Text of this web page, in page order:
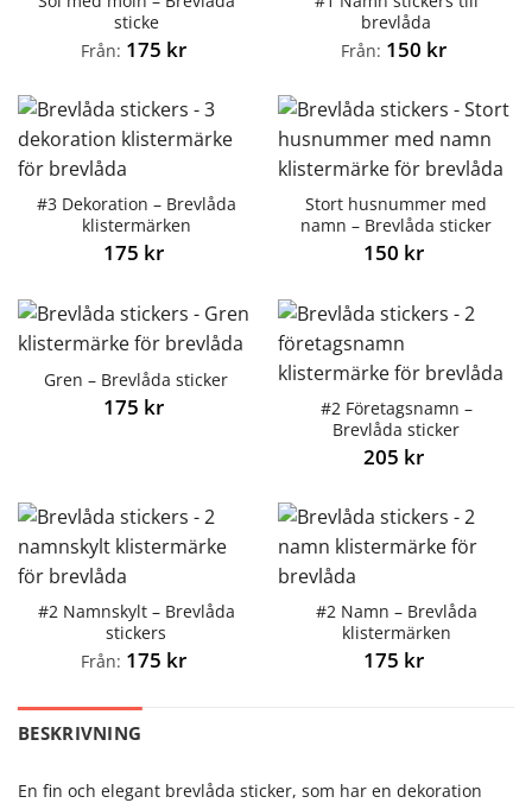
sticke
Från: 175 kr
brevlåda
Från: 150 kr
#3 Dekoration – Brevlåda
klistermärken
175 kr
Stort husnummer med
namn – Brevlåda sticker
150 kr
Gren – Brevlåda sticker
175 kr
#2 Företagsnamn –
Brevlåda sticker
205 kr
#2 Namnskylt – Brevlåda
stickers
Från: 175 kr
#2 Namn – Brevlåda
klistermärken
175 kr
BESKRIVNING
En fin och elegant brevlåda sticker, som har en dekoration